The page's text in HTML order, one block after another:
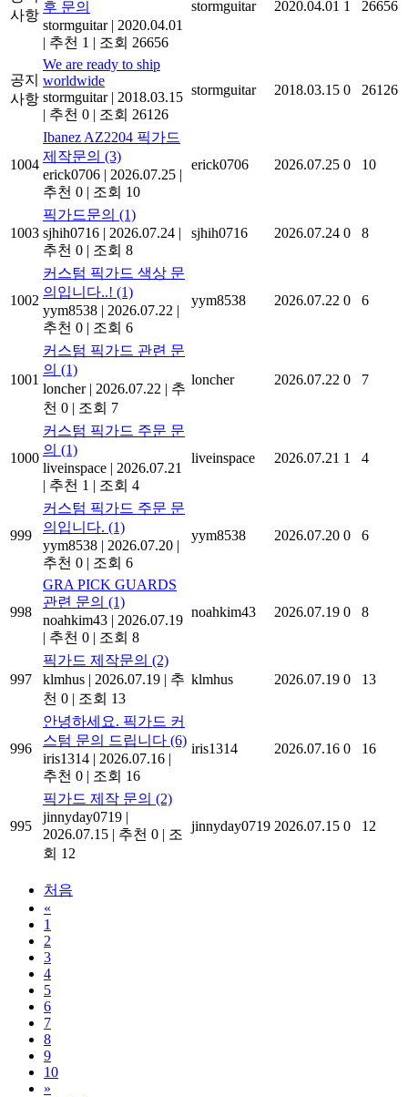
사항
후 문의
stormguitar | 2020.04.01
| 추천 1 | 조회 26656
stormguitar 2020.04.01 1 26656
공지
사항
We are ready to ship
worldwide
stormguitar | 2018.03.15
| 추천 0 | 조회 26126
stormguitar 2018.03.15 0 26126
1004
Ibanez AZ2204 픽가드
제작문의 (3)
erick0706 | 2026.07.25 |
추천 0 | 조회 10
erick0706 2026.07.25 0 10
1003
픽가드문의 (1)
sjhih0716 | 2026.07.24 |
추천 0 | 조회 8
sjhih0716 2026.07.24 0 8
1002
커스텀 픽가드 색상 문
의입니다..! (1)
yym8538 | 2026.07.22 |
추천 0 | 조회 6
yym8538 2026.07.22 0 6
1001
커스텀 픽가드 관련 문
의 (1)
loncher | 2026.07.22 | 추
천 0 | 조회 7
loncher 2026.07.22 0 7
1000
커스텀 픽가드 주문 문
의 (1)
liveinspace | 2026.07.21
| 추천 1 | 조회 4
liveinspace 2026.07.21 1 4
999
커스텀 픽가드 주문 문
의입니다. (1)
yym8538 | 2026.07.20 |
추천 0 | 조회 6
yym8538 2026.07.20 0 6
998
GRA PICK GUARDS
관련 문의 (1)
noahkim43 | 2026.07.19
| 추천 0 | 조회 8
noahkim43 2026.07.19 0 8
997
픽가드 제작문의 (2)
klmhus | 2026.07.19 | 추
천 0 | 조회 13
klmhus 2026.07.19 0 13
996
안녕하세요. 픽가드 커
스텀 문의 드립니다 (6)
iris1314 | 2026.07.16 |
추천 0 | 조회 16
iris1314 2026.07.16 0 16
995
픽가드 제작 문의 (2)
jinnyday0719 |
2026.07.15 | 추천 0 | 조
회 12
jinnyday0719 2026.07.15 0 12
처음
«
1
2
3
4
5
6
7
8
9
10
»